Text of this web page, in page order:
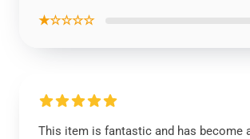
★☆☆☆☆
This item is fantastic and has become